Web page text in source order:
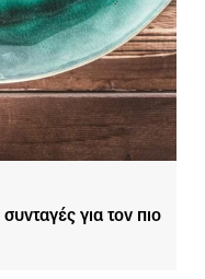
για τον πιο